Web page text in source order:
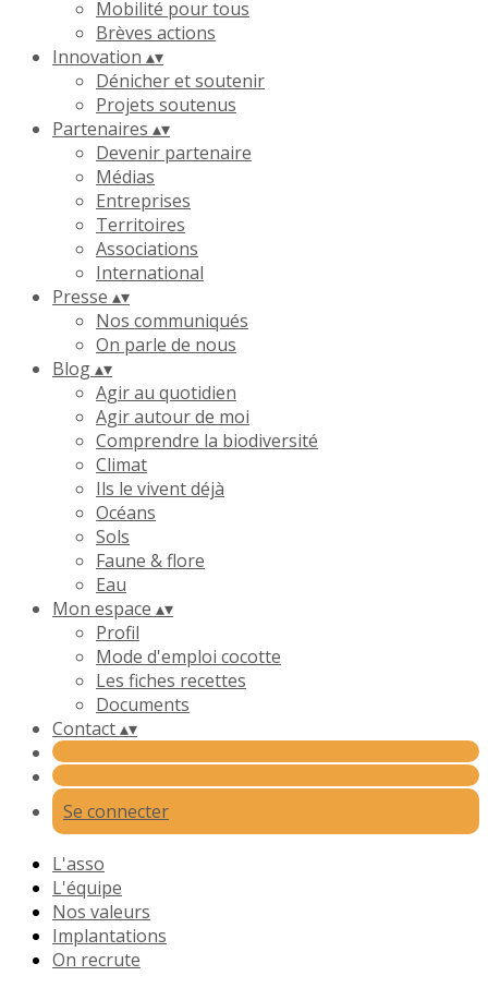
Mobilité pour tous
Brèves actions
Innovation ▴▾
Dénicher et soutenir
Projets soutenus
Partenaires ▴▾
Devenir partenaire
Médias
Entreprises
Territoires
Associations
International
Presse ▴▾
Nos communiqués
On parle de nous
Blog▴▾
Agir au quotidien
Agir autour de moi
Comprendre la biodiversité
Climat
Ils le vivent déjà
Océans
Sols
Faune & flore
Eau
Mon espace ▴▾
Profil
Mode d'emploi cocotte
Les fiches recettes
Documents
Contact▴▾
Se connecter
L'asso
L'équipe
Nos valeurs
Implantations
On recrute